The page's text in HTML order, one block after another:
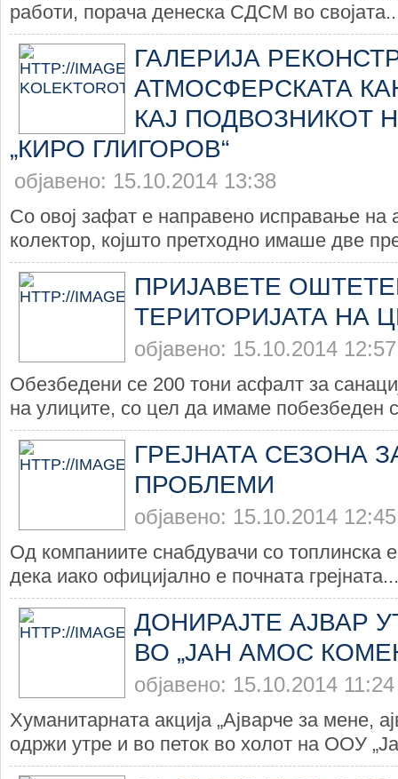
работи, порача денеска СДСМ во
ГАЛЕРИЈА
АТМОСФЕРСКАТА
КАЈ ПОДВОЗНИКОТ
„КИРО ГЛИГОРОВ“
објавено: 15.10.2014 13:38
Со овој зафат е направено исправање на
колектор, којшто претходно имаше две
ПРИЈАВЕТЕ
ТЕРИТОРИЈАТА НА
објавено: 15.10.2014 12:57
Обезбедени се 200 тони асфалт за
на улиците, со цел да имаме побезбеден
ГРЕЈНАТА СЕЗОНА
ПРОБЛЕМИ
објавено: 15.10.2014 12:45
Од компаниите снабдувачи со топлинска
дека иако официјално е почната грејната...
ДОНИРАЈТЕ АЈВАР
ВО „ЈАН АМОС
објавено: 15.10.2014 11:24
Хуманитарната акција „Ајварче за мене,
одржи утре и во петок во холот на ООУ